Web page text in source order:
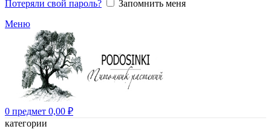
Потеряли свой пароль?
Запомнить меня
Меню
0 предмет 0,00 ₽
категории